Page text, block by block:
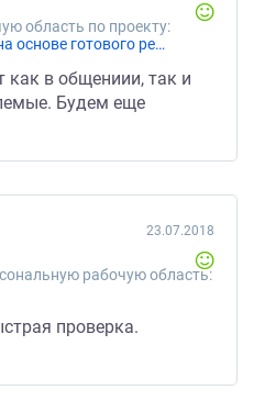
область по проекту:
«Сделать новостной сайт на основе готового решения Битрикс»
в общениии, так и
Будем еще
рабочую область:
23.07.2018
проверка.